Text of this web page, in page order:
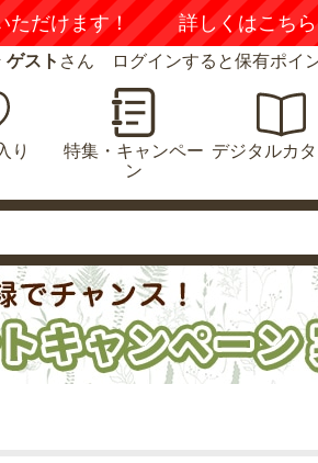
ただけます！ 詳しくはこちら
ゲスト さん ログインすると保有ポイ
り
特集・キャンペー
ン
デジタルカ